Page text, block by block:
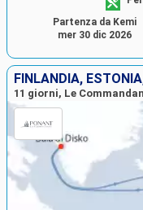
Partenza da Kemi
mer 30 dic 2026
11 giorni, Le